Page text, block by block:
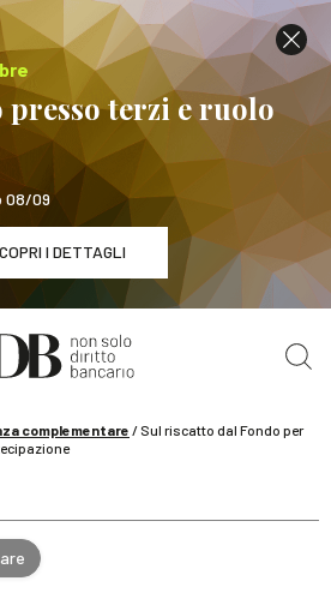
terzi e ruolo
08/09
I DETTAGLI
/ 29 settembre
terzi e ruolo della banca
complementare / Sul riscatto dal Fondo per